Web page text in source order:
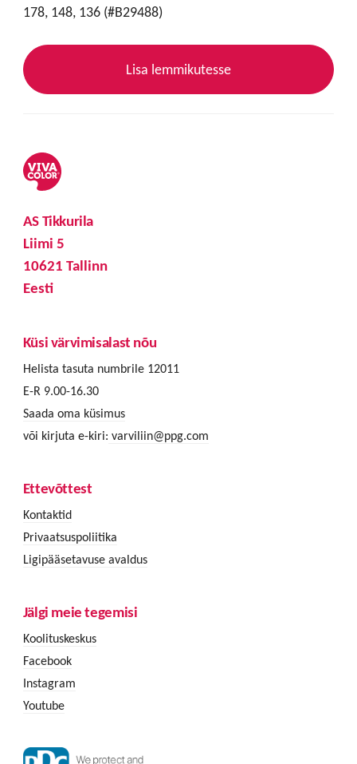
178, 148, 136 (#B29488)
Lisa lemmikutesse
AS Tikkurila
Liimi 5
10621 Tallinn
Eesti
Küsi värvimisalast nõu
Helista tasuta numbrile 12011
E-R 9.00-16.30
Saada oma küsimus
või kirjuta e-kiri: varviliin@ppg.com
Ettevõttest
Kontaktid
Privaatsuspoliitika
Ligipääsetavuse avaldus
Jälgi meie tegemisi
Koolituskeskus
Facebook
Instagram
Youtube